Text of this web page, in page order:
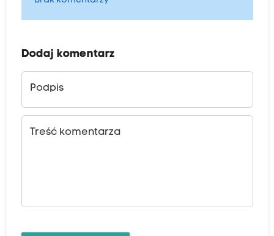
Dodaj komentarz
Podpis
Treść komentarza